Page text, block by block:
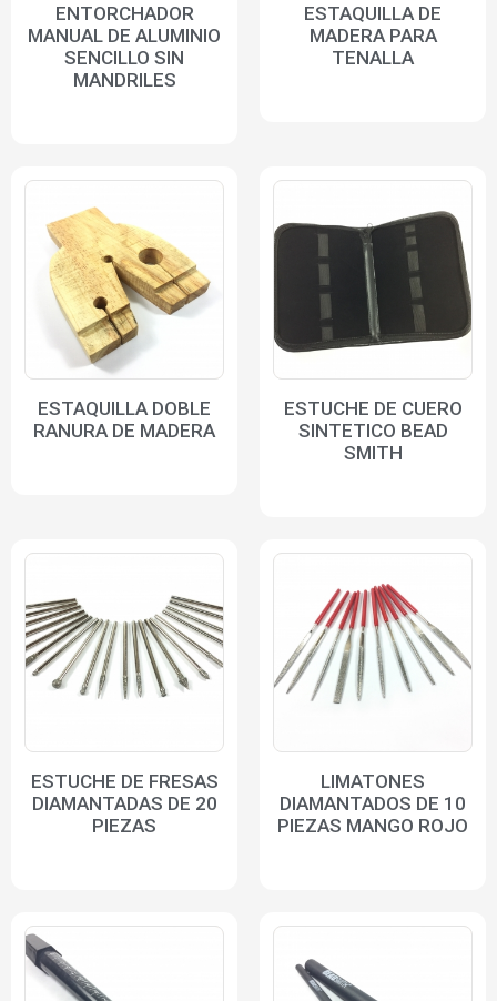
ENTORCHADOR
MANUAL DE ALUMINIO
SENCILLO SIN
MANDRILES
ESTAQUILLA DE
MADERA PARA
TENALLA
ESTAQUILLA DOBLE
RANURA DE MADERA
ESTUCHE DE CUERO
SINTETICO BEAD
SMITH
ESTUCHE DE FRESAS
DIAMANTADAS DE 20
PIEZAS
LIMATONES
DIAMANTADOS DE 10
PIEZAS MANGO ROJO